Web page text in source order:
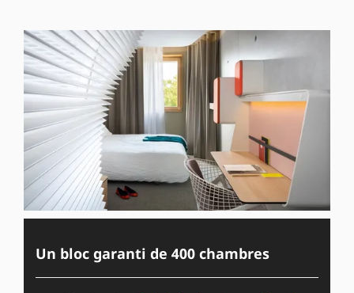
Un bloc garanti de 400 chambres